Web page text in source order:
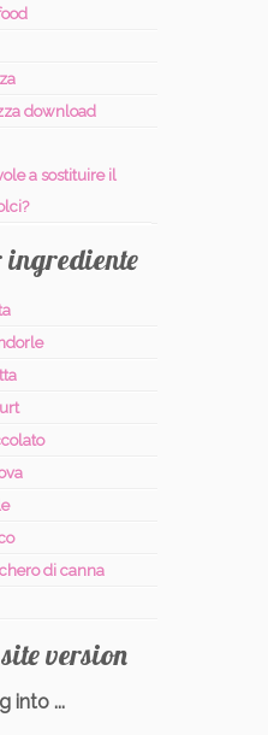
download
a sostituire il
ingrediente
di canna
version
into ...